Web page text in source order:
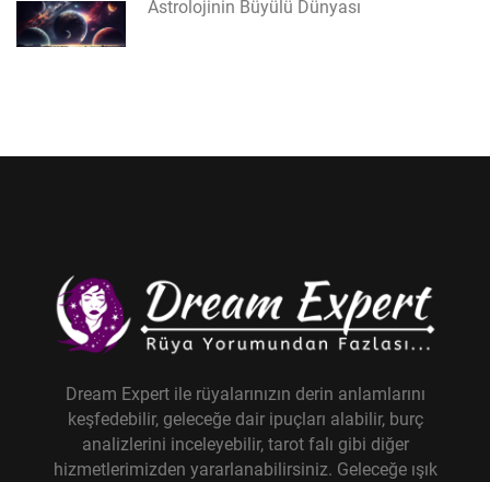
Astrolojinin Büyülü Dünyası
Dream Expert ile rüyalarınızın derin anlamlarını
keşfedebilir, geleceğe dair ipuçları alabilir, burç
analizlerini inceleyebilir, tarot falı gibi diğer
hizmetlerimizden yararlanabilirsiniz. Geleceğe ışık